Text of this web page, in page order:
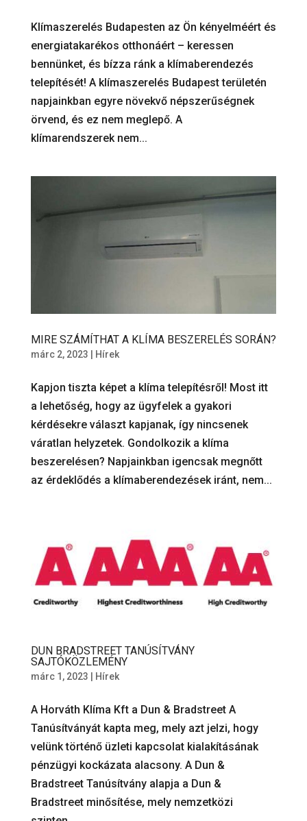
Klímaszerelés Budapesten az Ön kényelméért és
energiatakarékos otthonáért – keressen
bennünket, és bízza ránk a klímaberendezés
telepítését! A klímaszerelés Budapest területén
napjainkban egyre növekvő népszerűségnek
örvend, és ez nem meglepő. A
klímarendszerek nem...
MIRE SZÁMÍTHAT A KLÍMA BESZERELÉS SORÁN?
márc 2, 2023 Hírek
Kapjon tiszta képet a klíma telepítésről! Most itt
a lehetőség, hogy az ügyfelek a gyakori
kérdésekre választ kapjanak, így nincsenek
váratlan helyzetek. Gondolkozik a klíma
beszerelésen? Napjainkban igencsak megnőtt
az érdeklődés a klímaberendezések iránt, nem...
DUN BRADSTREET TANÚSÍTVÁNY
SAJTÓKÖZLEMÉNY
márc 1, 2023 Hírek
A Horváth Klíma Kft a Dun & Bradstreet A
Tanúsítványát kapta meg, mely azt jelzi, hogy
velünk történő üzleti kapcsolat kialakításának
pénzügyi kockázata alacsony. A Dun &
Bradstreet Tanúsítvány alapja a Dun &
Bradstreet minősítése, mely nemzetközi